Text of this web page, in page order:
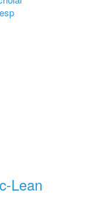
Lean